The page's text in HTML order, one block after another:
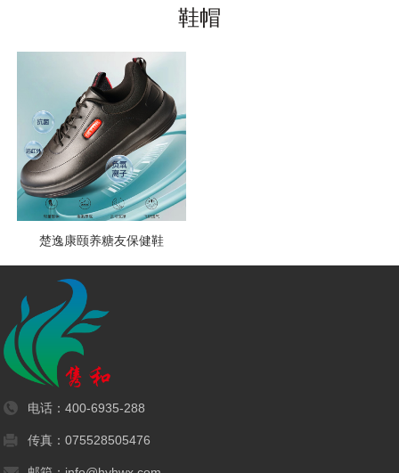
鞋帽
楚逸康颐养糖友保健鞋
电话：400-6935-288
传真：075528505476